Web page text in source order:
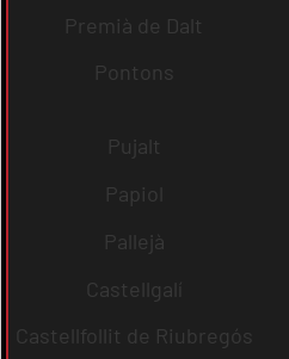
Premià de Dalt
Pontons
Pujalt
Papiol
Pallejà
Castellgalí
Castellfollit de Riubregós